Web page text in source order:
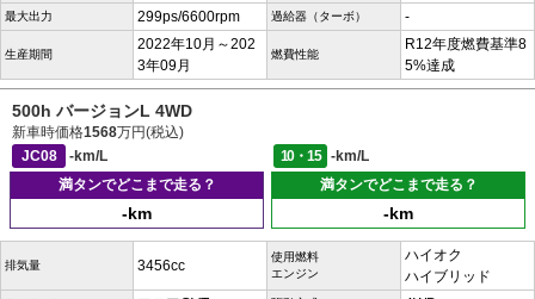
最大出力 299ps/6600rpm 過給器（ターボ） -
生産期間
2022年10月～202
3年09月
燃費性能
R12年度燃費基準8
5%達成
500h バージョンL 4WD
新車時価格1568万円(税込)
JC08
-km/L 10・15
-km/L
満タンでどこまで走る？
-km
満タンでどこまで走る？
-km
排気量 3456cc
使用燃料
エンジン
ハイオク
ハイブリッド